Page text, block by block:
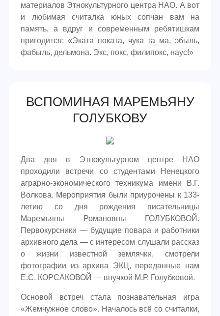
материалов Этнокультурного центра НАО. А вот
и любимая считалка юных сопчан вам на
память, а вдруг и современным ребятишкам
пригодится: «Эката поката, чука та ма, эбыль,
фабыль, дельмона. Экс, покс, филипокс, наус!»
ВСПОМИНАЯ МАРЕМЬЯНУ
ГОЛУБКОВУ
Два дня в Этнокультурном центре НАО
проходили встречи со студентами Ненецкого
аграрно-экономического техникума имени В.Г.
Волкова. Мероприятия были приурочены к 133-
летию со дня рождения писательницы
Маремьяны Романовны ГОЛУБКОВОЙ.
Первокурсники — будущие повара и работники
архивного дела — с интересом слушали рассказ
о жизни известной землячки, смотрели
фотографии из архива ЭКЦ, переданные нам
Е.С. КОРСАКОВОЙ — внучкой М.Р. Голубковой.
Основой встреч стала познавательная игра
«Жемчужное слово». Началось всё со считалки,